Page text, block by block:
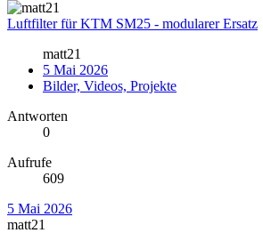
Luftfilter für KTM SM25 - modularer Ersatz
matt21
5 Mai 2026
Bilder, Videos, Projekte
Antworten
0
Aufrufe
609
5 Mai 2026
matt21